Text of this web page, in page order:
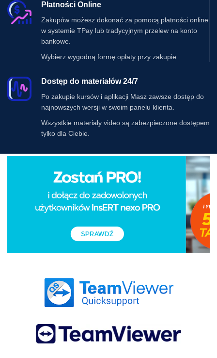
Płatności Online
Zakupów możesz dokonać za pomocą płatności online
w systemie TPay lub tradycyjnym przelew na konto
bankowe.
Wybierz wygodną formę opłaty przy zakupie
Dostęp do materiałów 24/7
Po zakupie kursów i aplikacji Masz zawsze dostęp do
najnowszych wersji w swoim panelu klienta.
Wszystkie materiały video są zabezpieczone dostępem
tylko dla Ciebie.